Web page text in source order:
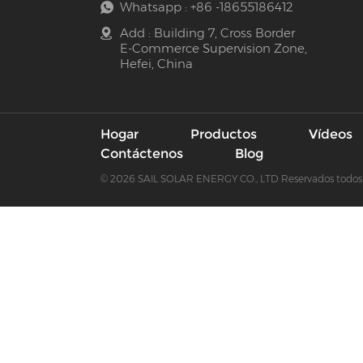
Whatsapp : +86 -18655186412
Add : Building 7, Cross Border
E-Commerce Supervision Zone,
Hefei, China
Hogar Productos Vídeos
Contáctenos
Blog
© 2026 SAIL SOLAR ENERGY CO., LTD Reservados